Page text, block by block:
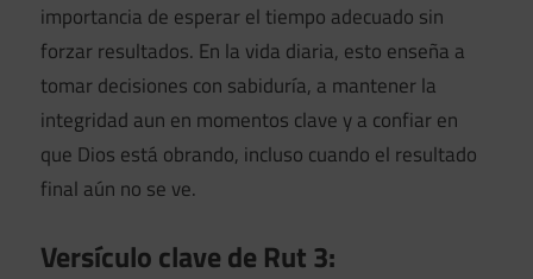
importancia de esperar el tiempo adecuado sin
forzar resultados. En la vida diaria, esto enseña a
tomar decisiones con sabiduría, a mantener la
integridad aun en momentos clave y a confiar en
que Dios está obrando, incluso cuando el resultado
final aún no se ve.
Versículo clave de Rut 3: